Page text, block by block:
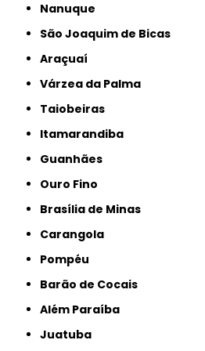
Nanuque
São Joaquim de Bicas
Araçuaí
Várzea da Palma
Taiobeiras
Itamarandiba
Guanhães
Ouro Fino
Brasília de Minas
Carangola
Pompéu
Barão de Cocais
Além Paraíba
Juatuba